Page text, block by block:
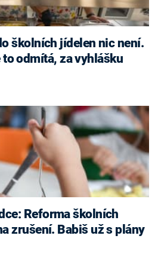
odmítá, za vyhlášku
zrušení. Babiš už s plány